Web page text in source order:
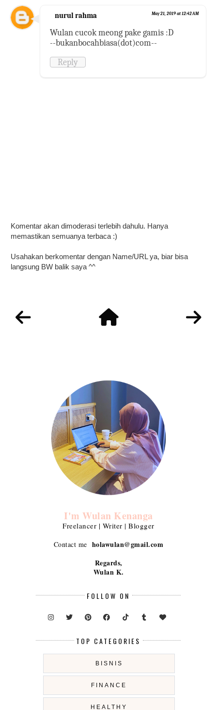
nurul rahma May 21, 2019 at 12:42 AM
Wulan cucok meong pake gamis :D
--bukanbocahbiasa(dot)com--
Reply
Komentar akan dimoderasi terlebih dahulu. Hanya
memastikan semuanya terbaca :)
Usahakan berkomentar dengan Name/URL ya, biar bisa
langsung BW balik saya ^^
I'm Wulan Kenanga
Freelancer | Writer | Blogger
Contact me holawulan@gmail.com
Regards,
Wulan K.
FOLLOW ON
TOP CATEGORIES
BISNIS
FINANCE
HEALTHY